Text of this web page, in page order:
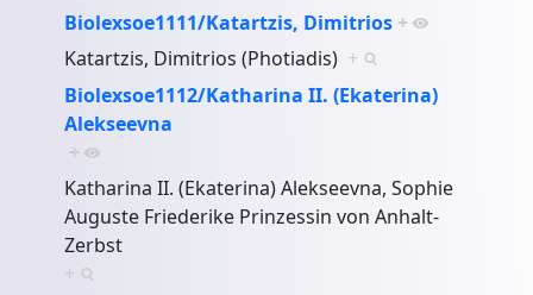
Biolexsoe1111/Katartzis, Dimitrios +
Katartzis, Dimitrios (Photiadis) +
Biolexsoe1112/Katharina II. (Ekaterina)
Alekseevna
+
Katharina II. (Ekaterina) Alekseevna, Sophie
Auguste Friederike Prinzessin von Anhalt-
Zerbst
+